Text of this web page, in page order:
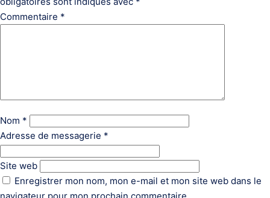
Commentaire *
Nom *
Adresse de messagerie *
Site web
Enregistrer mon nom, mon e-mail et mon site web dans le